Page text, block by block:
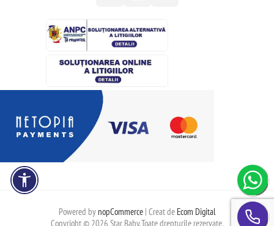
Powered by nopCommerce| Creat de Ecom Digital
Copyright © 2026 Star Baby.Toate drepturile rezervate.